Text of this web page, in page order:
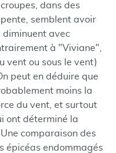
dans des
semblent avoir
diminuent avec
à "Viviane",
vent ou sous le vent)
peut en déduire que
moins la
du vent, et surtout
ont déterminé la
comparaison des
épicéas endommagés